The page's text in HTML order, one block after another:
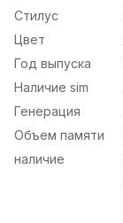
Стилус
Цвет
Год выпуска
Наличие sim
Генерация
Объем памяти
наличие